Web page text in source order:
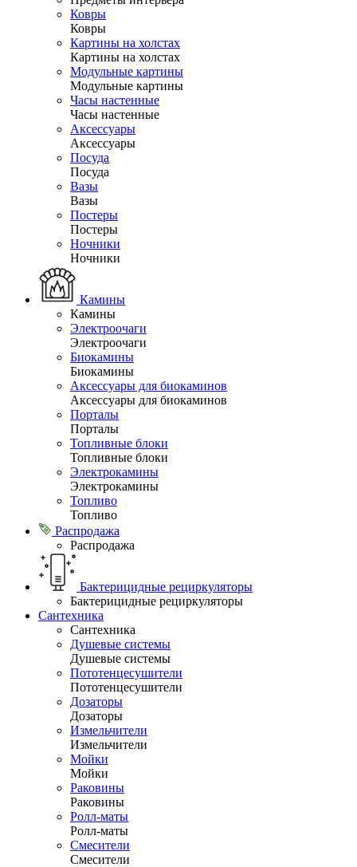
Ковры
Ковры
Картины на холстах
Картины на холстах
Модульные картины
Модульные картины
Часы настенные
Часы настенные
Аксессуары
Аксессуары
Посуда
Посуда
Вазы
Вазы
Постеры
Постеры
Ночники
Ночники
Камины
Камины
Электроочаги
Электроочаги
Биокамины
Биокамины
Аксессуары для биокаминов
Аксессуары для биокаминов
Порталы
Порталы
Топливные блоки
Топливные блоки
Электрокамины
Электрокамины
Топливо
Топливо
Распродажа
Распродажа
Бактерицидные рециркуляторы
Бактерицидные рециркуляторы
Сантехника
Сантехника
Душевые системы
Душевые системы
Пототенцесушители
Пототенцесушители
Дозаторы
Дозаторы
Измельчители
Измельчители
Мойки
Мойки
Раковины
Раковины
Ролл-маты
Ролл-маты
Смесители
Смесители